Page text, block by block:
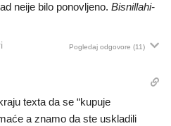
neije bilo ponovljeno. Bisnillahi-
Pogledaj odgovore (11)
texta da se “kupuje
a znamo da ste uskladili